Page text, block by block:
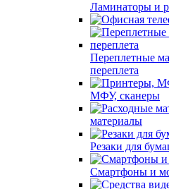
Ламинаторы и
Переплетные
переплета
МФУ, сканеры
материалы
Резаки для
Смартфоны и